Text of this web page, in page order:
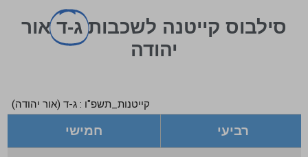
סילבוס קייטנה לשכבות ג-ד אור
יהודה